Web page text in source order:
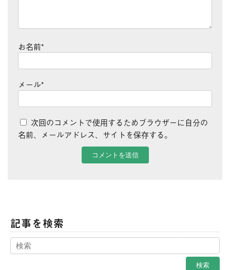
お名前*
メール*
次回のコメントで使用するためブラウザーに自分の
名前、メールアドレス、サイトを保存する。
記事を検索